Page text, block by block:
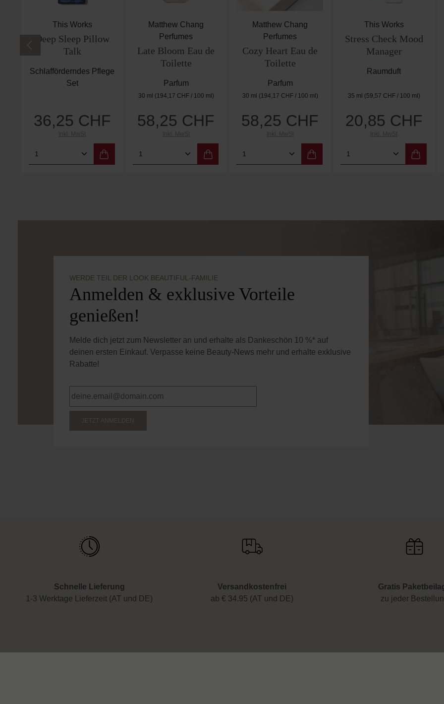
This Works
Deep Sleep Pillow
Talk
Schlafförderndes Pflege
Set
Regulärer Preis:
36,25 CHF
Inkl. MwSt
Produkt Anzahl: Gib den gewünschten Wert ein oder benutze die
Matthew Chang
Perfumes
Late Bloom Eau de
Toilette
Parfum
30 ml (194,17 CHF / 100 ml)
Regulärer Preis:
58,25 CHF
Inkl. MwSt
Produkt Anzahl: Gib den gewünschten Wert ein oder
Matthew Chang
Perfumes
Cozy Heart Eau de
Toilette
Parfum
30 ml (194,17 CHF / 100 ml)
Regulärer Preis:
58,25 CHF
Inkl. MwSt
Produkt Anzahl: Gib den
This Works
Stress Check Mood
Manager
Raumduft
35 ml (59,57 CHF / 100 ml)
Regulärer Preis:
20,85 CHF
Inkl. MwSt
Produkt Anzahl:
WERDE TEIL DER LOOK BEAUTIFUL-FAMILIE
Anmelden & exklusive Vorteile
genießen!
Melde dich jetzt zum Newsletter an und erhalte als Dankeschön 10 %* auf
deinen ersten Einkauf. Verpasse keine Beauty-News mehr und erhalte exklusive
Rabatte!
JETZT ANMELDEN
Schnelle Lieferung
1-3 Werktage Lieferzeit (AT und DE)
Versandkostenfrei
ab € 34.95 (AT und DE)
Gratis
zu jeder